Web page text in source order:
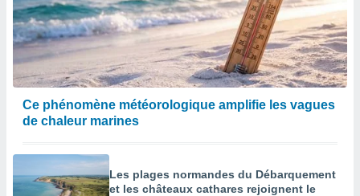
Ce phénomène météorologique amplifie les vagues
de chaleur marines
Les plages normandes du Débarquement
et les châteaux cathares rejoignent le